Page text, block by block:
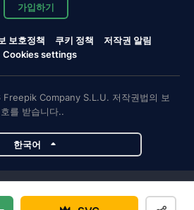
가입하기
보호정책 쿠키 정책
저작권 알림
Cookies settings
Company S.L.U. 저작권법의 보
호를 받습니다..
한국어